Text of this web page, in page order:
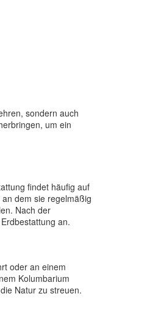
sondern auch
um ein
findet häufig auf
dem sie regelmäßig
Nach der
an.
oder an einem
Kolumbarium
Natur zu streuen.